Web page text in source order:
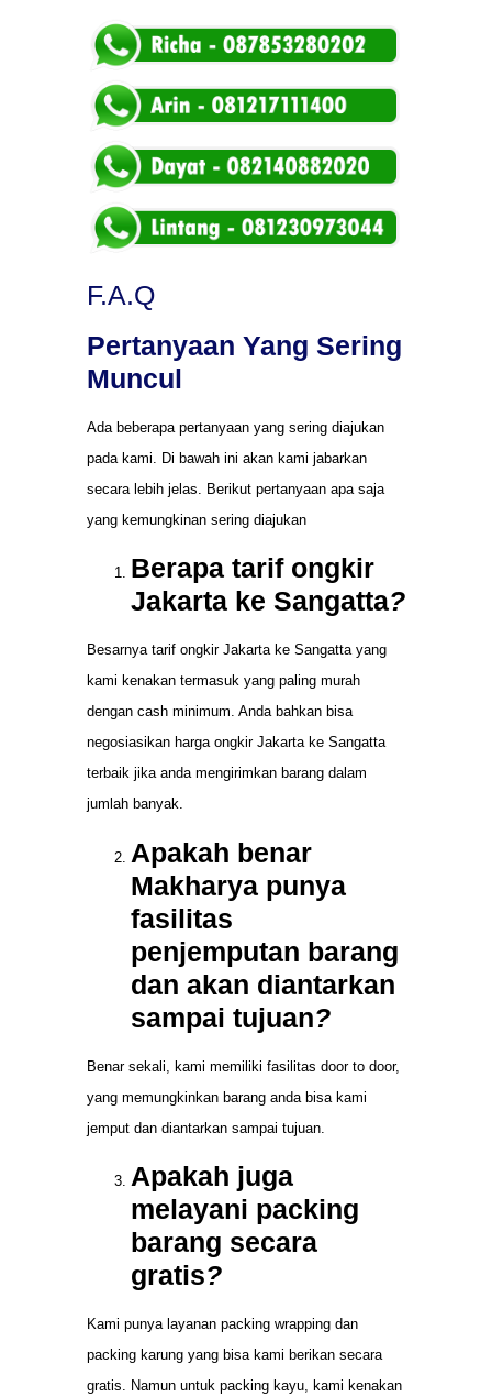
F.A.Q
Pertanyaan Yang Sering
Muncul
Ada beberapa pertanyaan yang sering diajukan
pada kami. Di bawah ini akan kami jabarkan
secara lebih jelas. Berikut pertanyaan apa saja
yang kemungkinan sering diajukan
Berapa tarif ongkir
Jakarta ke Sangatta?
Besarnya tarif ongkir Jakarta ke Sangatta yang
kami kenakan termasuk yang paling murah
dengan cash minimum. Anda bahkan bisa
negosiasikan harga ongkir Jakarta ke Sangatta
terbaik jika anda mengirimkan barang dalam
jumlah banyak.
Apakah benar
Makharya punya
fasilitas
penjemputan barang
dan akan diantarkan
sampai tujuan?
Benar sekali, kami memiliki fasilitas door to door,
yang memungkinkan barang anda bisa kami
jemput dan diantarkan sampai tujuan.
Apakah juga
melayani packing
barang secara
gratis?
Kami punya layanan packing wrapping dan
packing karung yang bisa kami berikan secara
gratis. Namun untuk packing kayu, kami kenakan